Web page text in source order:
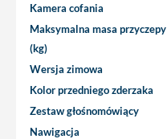
Kamera cofania
Maksymalna masa przyczepy
(kg)
Wersja zimowa
Kolor przedniego zderzaka
Zestaw głośnomówiący
Nawigacja